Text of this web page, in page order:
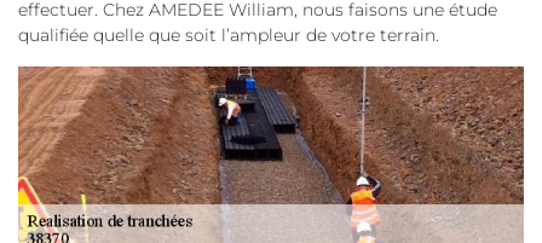
effectuer. Chez AMEDEE William, nous faisons une étude
qualifiée quelle que soit l’ampleur de votre terrain.